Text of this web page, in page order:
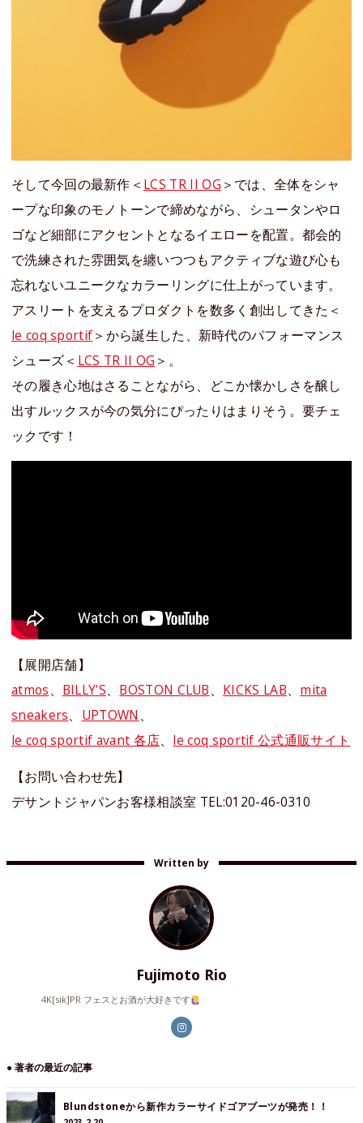
そして今回の最新作＜ LCS TR II OG ＞では、全体をシャ
ープな印象のモノトーンで締めながら、シュータンやロ
ゴなど細部にアクセントとなるイエローを配置。都会的
で洗練された雰囲気を纏いつつもアクティブな遊び心も
忘れないユニークなカラーリングに仕上がっています。
アスリートを支えるプロダクトを数多く創出してきた＜
le coq sportif＞から誕生した、新時代のパフォーマンス
シューズ＜ LCS TR II OG ＞。
その履き心地はさることながら、どこか懐かしさを醸し
出すルックスが今の気分にぴったりはまりそう。要チェ
ックです！
【展開店舗】
atmos、 BILLY’S、 BOSTON CLUB、 KICKS LAB、 mita
sneakers、 UPTOWN 、
le coq sportif avant 各店、 le coq sportif 公式通販サイト
【お問い合わせ先】
デサントジャパンお客様相談室 TEL:0120-46-0310
Written by
Fujimoto Rio
4K[sik]PR フェスとお酒が大好きです
● 著者の最近の記事
Blundstoneから新作カラーサイドゴアブーツが発売！！